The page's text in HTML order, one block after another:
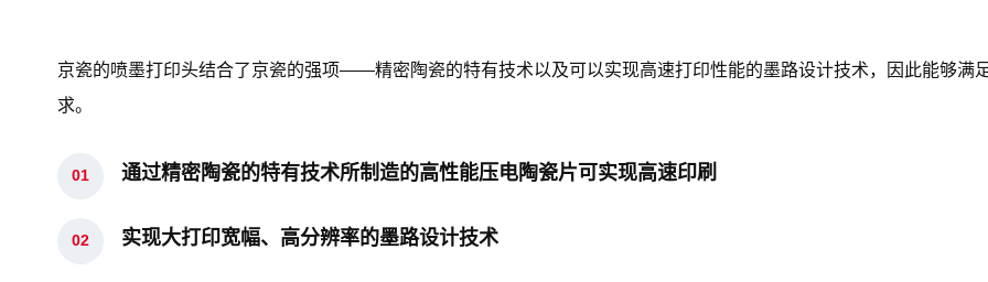
京瓷的喷墨打印头结合了京瓷的强项——精密陶瓷的特有技术以及可以实现高速打印性能的墨路设计技术，因此能够满
求。
通过精密陶瓷的特有技术所制造的高性能压电陶瓷片可实现高速印刷
实现大打印宽幅、高分辨率的墨路设计技术